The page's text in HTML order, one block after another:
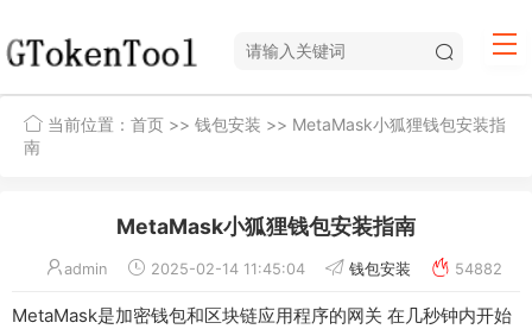
当前位置： 首页 >> 钱包安装 >> MetaMask小狐狸钱包安装指
南
MetaMask小狐狸钱包安装指南
admin 2025-02-14 11:45:04 钱包安装 54882
MetaMask是加密钱包和区块链应用程序的网关 在几秒钟内开始